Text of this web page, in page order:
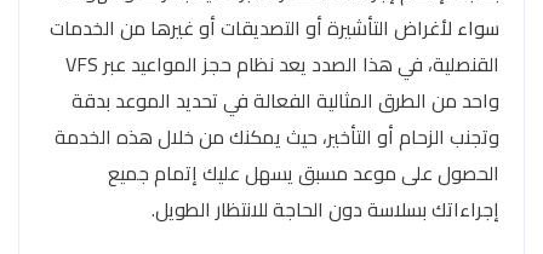
سواء لأغراض التأشيرة أو التصديقات أو غيرها من الخدمات
القنصلية، في هذا الصدد يعد نظام حجز المواعيد عبر VFS
واحد من الطرق المثالية الفعالة في تحديد الموعد بدقة
وتجنب الزحام أو التأخير، حيث يمكنك من خلال هذه الخدمة
الحصول على موعد مسبق يسهل عليك إتمام جميع
إجراءاتك بسلاسة دون الحاجة للانتظار الطويل.